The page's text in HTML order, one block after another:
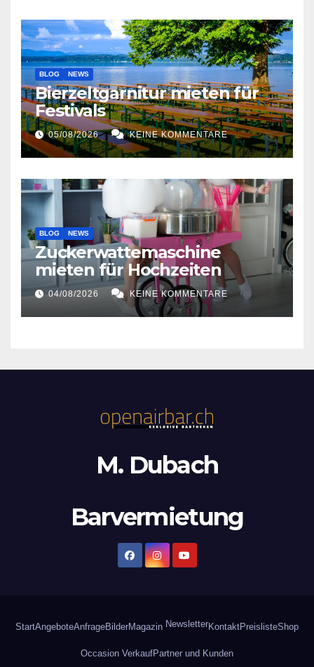
BLOG NEWS
Bierzeltgarnitur mieten für
Festivals
05/08/2026 KEINE KOMMENTARE
BLOG NEWS
Zuckerwattemaschine
mieten für Hochzeiten
04/08/2026 KEINE KOMMENTARE
M. Dubach
Barvermietung
StartAngeboteAnfrageBilderMagazin NewsletterKontaktPreislisteShop
Occasion VerkaufPartner und Kunden